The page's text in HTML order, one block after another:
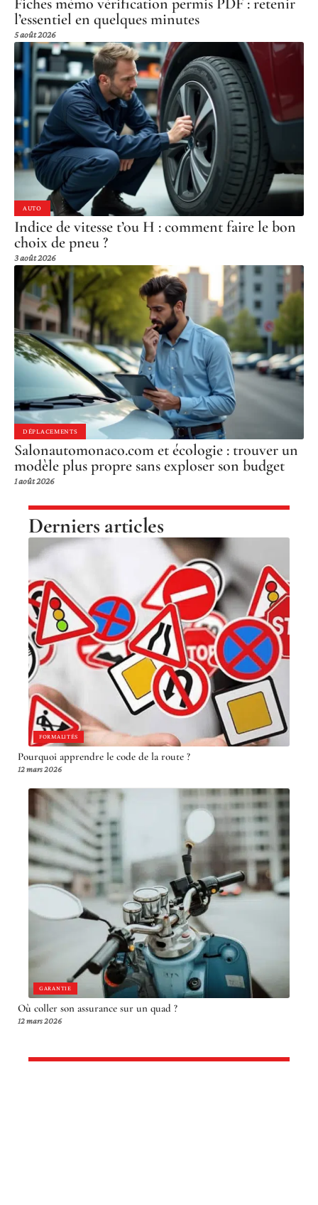
Fiches mémo vérification permis PDF : retenir
l’essentiel en quelques minutes
5 août 2026
AUTO
Indice de vitesse t’ou H : comment faire le bon
choix de pneu ?
3 août 2026
DÉPLACEMENTS
Salonautomonaco.com et écologie : trouver un
modèle plus propre sans exploser son budget
1 août 2026
Derniers articles
FORMALITÉS
Pourquoi apprendre le code de la route ?
12 mars 2026
GARANTIE
Où coller son assurance sur un quad ?
12 mars 2026